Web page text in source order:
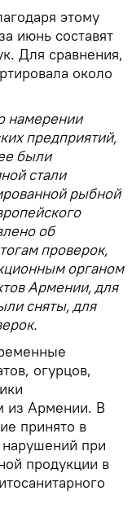
этому
июнь составят
Для сравнения,
около
намерении
предприятий,
были
стали
рыбной
об
проверок,
органом
Армении, для
сняты, для
огурцов,
из Армении. В
принято в
нарушений при
продукции в